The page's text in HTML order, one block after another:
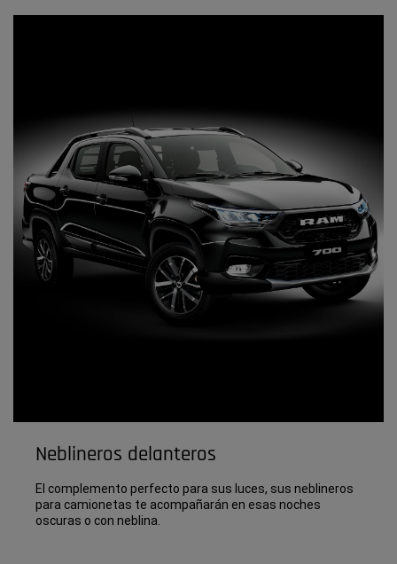
Neblineros delanteros
El complemento perfecto para sus luces, sus neblineros
para camionetas te acompañarán en esas noches
oscuras o con neblina.